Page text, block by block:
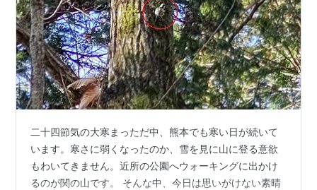
二十四節気の大寒まっただ中、熊本でも寒い日が続いて
います。寒さに弱くなったのか、雪を見に山に登る意欲
もわいてきません。近所の公園へウォーキングに出かけ
るのが関の山です。 そんな中、今日は思いがけない素晴